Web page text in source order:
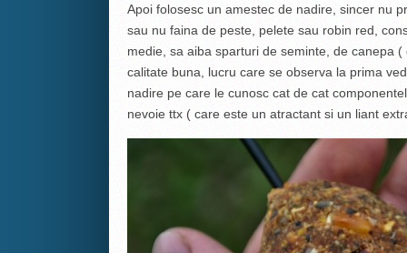
Apoi folosesc un amestec de nadire, sincer nu
sau nu faina de peste, pelete sau robin red,
medie, sa aiba sparturi de seminte, de canepa
calitate buna, lucru care se observa la prima
nadire pe care le cunosc cat de cat
nevoie ttx ( care este un atractant si un liant